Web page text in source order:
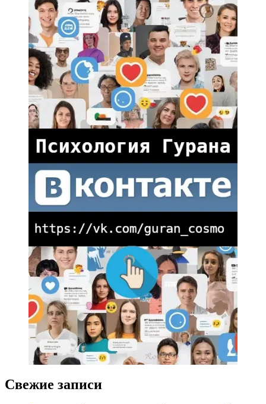
Свежие записи